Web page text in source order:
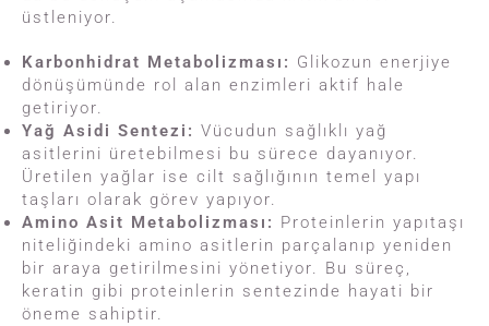
üstleniyor.
Karbonhidrat Metabolizması: Glikozun enerjiye
dönüşümünde rol alan enzimleri aktif hale
getiriyor.
Yağ Asidi Sentezi: Vücudun sağlıklı yağ
asitlerini üretebilmesi bu sürece dayanıyor.
Üretilen yağlar ise cilt sağlığının temel yapı
taşları olarak görev yapıyor.
Amino Asit Metabolizması:
Proteinlerin yapıtaşı
niteliğindeki amino asitlerin parçalanıp yeniden
bir araya getirilmesini yönetiyor. Bu süreç,
keratin gibi proteinlerin sentezinde hayati bir
öneme sahiptir.